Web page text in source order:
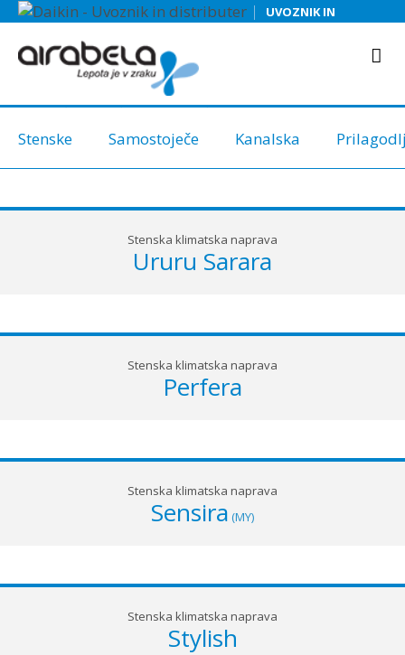
|
UVOZNIK IN
HLAJENJE
DAIKIN
HLAJENJE
"Vse, kar potrebujete za udobje"
Stenske
Samostoječe Kanalska
Stenska klimatska naprava
Ururu Sarara
Stenska klimatska naprava
Perfera
Stenska klimatska naprava
Sensira (MY)
Stenska klimatska naprava
Stylish